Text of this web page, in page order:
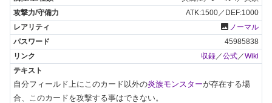
ATK:1500／DEF:1000
photo ノーマル
45985838
収録 ／公式 ／Wiki
自分フィールド上にこのカード以外の炎族モンスターが存在する場
合、このカードを攻撃する事はできない。